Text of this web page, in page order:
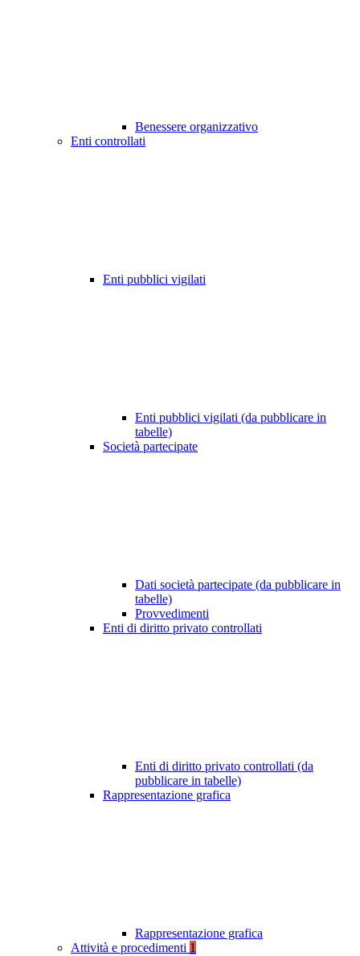
Benessere organizzativo
Enti controllati
Enti pubblici vigilati
Enti pubblici vigilati (da pubblicare in
tabelle)
Società partecipate
Dati società partecipate (da pubblicare in
tabelle)
Provvedimenti
Enti di diritto privato controllati
Enti di diritto privato controllati (da
pubblicare in tabelle)
Rappresentazione grafica
Rappresentazione grafica
Attività e procedimenti 1